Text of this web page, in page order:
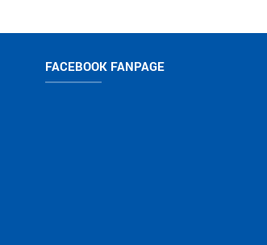
FACEBOOK FANPAGE